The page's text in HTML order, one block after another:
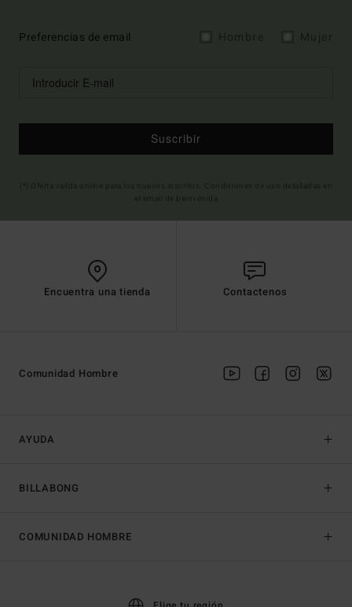
Preferencias de email
Suscribir
Encuentra una tienda Contactenos
AYUDA
BILLABONG
Comunidad Hombre
COMUNIDAD HOMBRE